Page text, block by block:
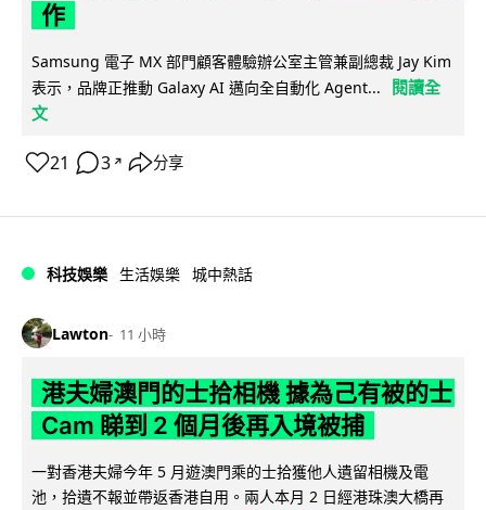
作
Samsung 電子 MX 部門顧客體驗辦公室主管兼副總裁 Jay Kim
表示，品牌正推動 Galaxy AI 邁向全自動化 Agent...
閱讀全
文
21 3 ↗ 分享
科技娛樂 生活娛樂 城中熱話
Lawton 11 小時
港夫婦澳門的士拾相機 據為己有被的士
Cam 睇到 2 個月後再入境被捕
一對香港夫婦今年 5 月遊澳門乘的士拾獲他人遺留相機及電
池，拾遺不報並帶返香港自用。兩人本月 2 日經港珠澳大橋再